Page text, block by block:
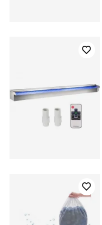
depuradora de arena
depuradoras de
depuradora de
borde de piscina
depuradora arena